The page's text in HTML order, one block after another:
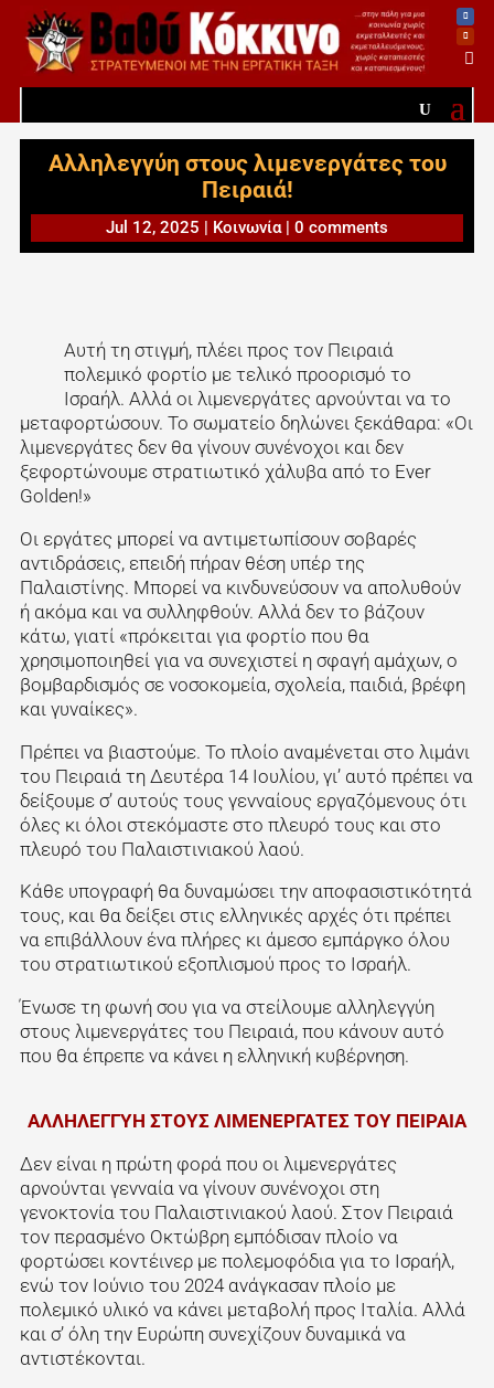

Αλληλεγγύη στους λιμενεργάτες του
Πειραιά!
Jul 12, 2025 | Κοινωνία| 0 comments
Αυτή τη στιγμή, πλέει προς τον Πειραιά
πολεμικό φορτίο με τελικό προορισμό το
Ισραήλ. Αλλά οι λιμενεργάτες αρνούνται να το
μεταφορτώσουν. Το σωματείο δηλώνει ξεκάθαρα: «Οι
λιμενεργάτες δεν θα γίνουν συνένοχοι και δεν
ξεφορτώνουμε στρατιωτικό χάλυβα από το Ever
Golden!»
Οι εργάτες μπορεί να αντιμετωπίσουν σοβαρές
αντιδράσεις, επειδή πήραν θέση υπέρ της
Παλαιστίνης. Μπορεί να κινδυνεύσουν να απολυθούν
ή ακόμα και να συλληφθούν. Αλλά δεν το βάζουν
κάτω, γιατί «πρόκειται για φορτίο που θα
χρησιμοποιηθεί για να συνεχιστεί η σφαγή αμάχων, ο
βομβαρδισμός σε νοσοκομεία, σχολεία, παιδιά, βρέφη
και γυναίκες».
Πρέπει να βιαστούμε. Το πλοίο αναμένεται στο λιμάνι
του Πειραιά τη Δευτέρα 14 Ιουλίου, γι’ αυτό πρέπει να
δείξουμε σ’ αυτούς τους γενναίους εργαζόμενους ότι
όλες κι όλοι στεκόμαστε στο πλευρό τους και στο
πλευρό του Παλαιστινιακού λαού.
Κάθε υπογραφή θα δυναμώσει την αποφασιστικότητά
τους, και θα δείξει στις ελληνικές αρχές ότι πρέπει
να επιβάλλουν ένα πλήρες κι άμεσο εμπάργκο όλου
του στρατιωτικού εξοπλισμού προς το Ισραήλ.
Ένωσε τη φωνή σου για να στείλουμε αλληλεγγύη
στους λιμενεργάτες του Πειραιά, που κάνουν αυτό
που θα έπρεπε να κάνει η ελληνική κυβέρνηση.
ΑΛΛΗΛΕΓΓΥΗ ΣΤΟΥΣ ΛΙΜΕΝΕΡΓΑΤΕΣ ΤΟΥ ΠΕΙΡΑΙΑ
Δεν είναι η πρώτη φορά που οι λιμενεργάτες
αρνούνται γενναία να γίνουν συνένοχοι στη
γενοκτονία του Παλαιστινιακού λαού. Στον Πειραιά
τον περασμένο Οκτώβρη εμπόδισαν πλοίο να
φορτώσει κοντέινερ με πολεμοφόδια για το Ισραήλ,
ενώ τον Ιούνιο του 2024 ανάγκασαν πλοίο με
πολεμικό υλικό να κάνει μεταβολή προς Ιταλία. Αλλά
και σ’ όλη την Ευρώπη συνεχίζουν δυναμικά να
αντιστέκονται.